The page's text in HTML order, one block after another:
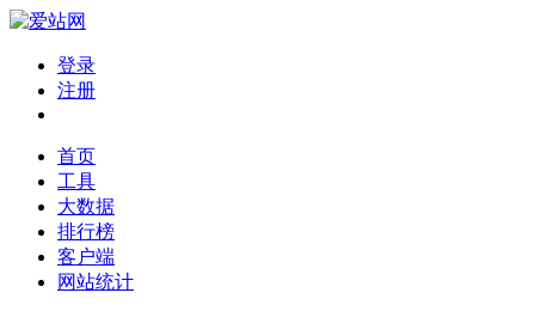
登录
注册
首页
工具
大数据
排行榜
客户端
网站统计